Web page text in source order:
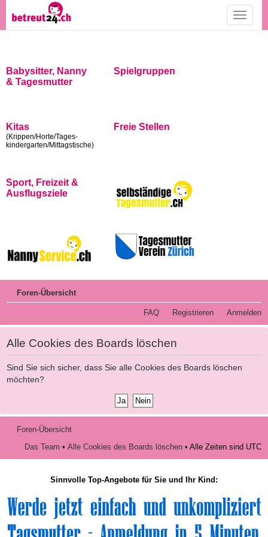
Toggle
Babysitter, Nanny
& Tagesmutter
Spielgruppen
Kitas
(Krippen/Horte/Tages-
kindergarten/Mittagstische)
Freie Stellen
Sport, Freizeit &
Ausflugsziele
Foren-Übersicht
FAQ Registrieren Anmelden
Alle Cookies des Boards löschen
Sind Sie sich sicher, dass Sie alle Cookies des Boards löschen
möchten?
Foren-Übersicht
Das Team • Alle Cookies des Boards löschen • Alle Zeiten sind UTC
Sinnvolle Top-Angebote für Sie und Ihr Kind: